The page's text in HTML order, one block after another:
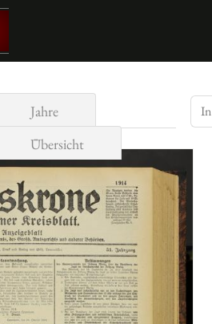
Jahre
Übersicht